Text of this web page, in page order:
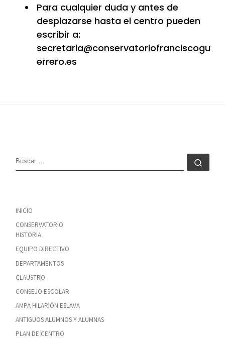
Para cualquier duda y antes de
desplazarse hasta el centro pueden
escribir a:
secretaria@conservatoriofranciscogu
errero.es
BUSCAR
INICIO
CONSERVATORIO
HISTORIA
EQUIPO DIRECTIVO
DEPARTAMENTOS
CLAUSTRO
CONSEJO ESCOLAR
AMPA HILARIÓN ESLAVA
ANTIGUOS ALUMNOS Y ALUMNAS
PLAN DE CENTRO